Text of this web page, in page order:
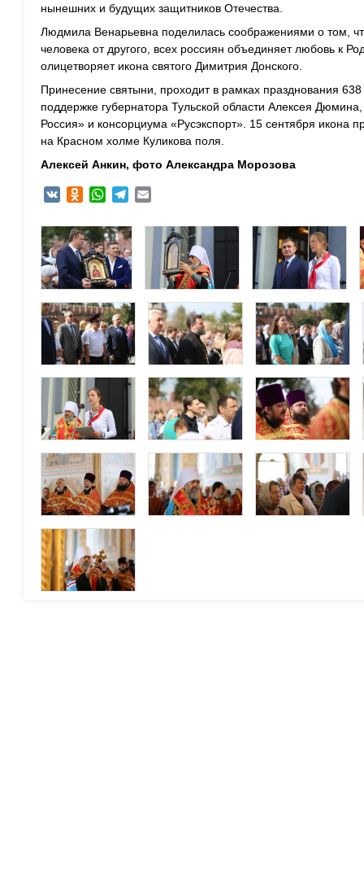
нынешних и будущих защитников Отечества.
Людмила Венарьевна поделилась соображениями о том,
человека от другого, всех россиян объединяет любовь к
олицетворяет икона святого Димитрия Донского.
Принесение святыни, проходит в рамках празднования
поддержке губернатора Тульской области Алексея
Россия» и консорциума «Русэкспорт». 15 сентября икона
на Красном холме Куликова поля.
Алексей Анкин, фото Александра Морозова
VK Odnoklassniki
WhatsAppTelegram